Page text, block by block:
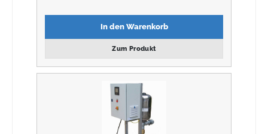
In den Warenkorb
Zum Produkt